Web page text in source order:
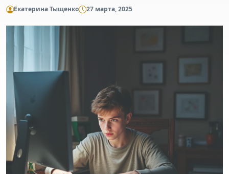
Екатерина Тыщенко 27 марта, 2025